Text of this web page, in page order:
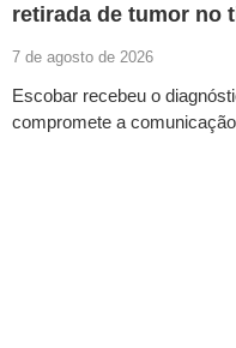
retirada de tumor no
7 de agosto de 2026
Escobar recebeu o
compromete a